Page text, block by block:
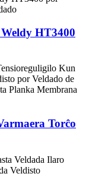
HT3400
Torĉo